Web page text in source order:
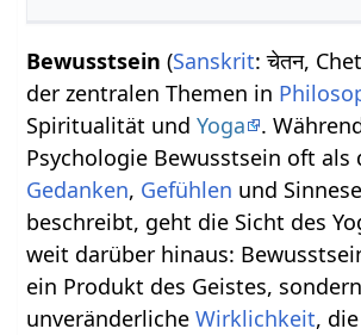
Bewusstsein (Sanskrit: चेतन,
der zentralen Themen in
Spiritualität undYoga
.
Psychologie Bewusstsein oft als
Gedanken, Gefühlen und
beschreibt, geht die Sicht des
weit darüber hinaus:
ein Produkt des Geistes,
unveränderlicheWirklichkeit,